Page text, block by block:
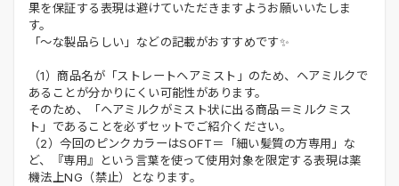
果を保証する表現は避けていただきますようお願いいたしま
す。
「～な製品らしい」などの記載がおすすめです✨
（1）商品名が「ストレートヘアミスト」のため、ヘアミルクで
あることが分かりにくい可能性があります。
そのため、「ヘアミルクがミスト状に出る商品＝ミルクミス
ト」であることを必ずセットでご紹介ください。
（2）今回のピンクカラーはSOFT＝「細い髪質の方専用」な
ど、『専用』という言葉を使って使用対象を限定する表現は薬
機法上NG（禁止）となります。